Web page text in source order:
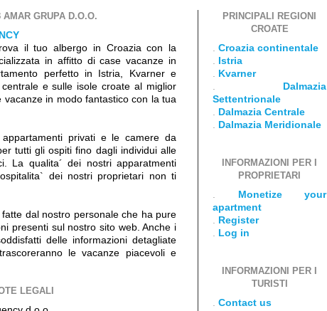
AMAR GRUPA D.O.O.
il tuo albergo in Croazia con la
in affitto di case vacanze in
perfetto in Istria, Kvarner e
e sulle isole croate al miglior
in modo fantastico con la tua
privati e le camere da
tutti gli ospiti fino dagli individui alle
La qualita´ dei nostri apparatmenti
dei nostri proprietari non ti
dal nostro personale che ha pure
presenti sul nostro sito web. Anche i
delle informazioni detagliate
le vacanze piacevoli e
LEGALI
PRINCIPALI REGIONI
CROATE
Croazia continentale
Istria
Kvarner
Dalmazia
Settentrionale
Dalmazia Centrale
Dalmazia Meridionale
INFORMAZIONI PER I
PROPRIETARI
Monetize your
apartment
Register
Log in
INFORMAZIONI PER I
TURISTI
Contact us